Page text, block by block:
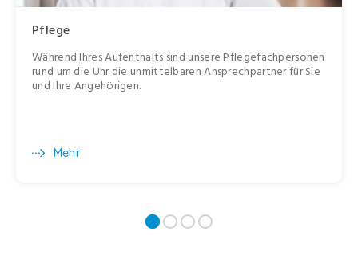
Pflege
Während Ihres Aufenthalts sind unsere Pflegefachpersonen
rund um die Uhr die unmittelbaren Ansprechpartner für Sie
und Ihre Angehörigen.
Mehr